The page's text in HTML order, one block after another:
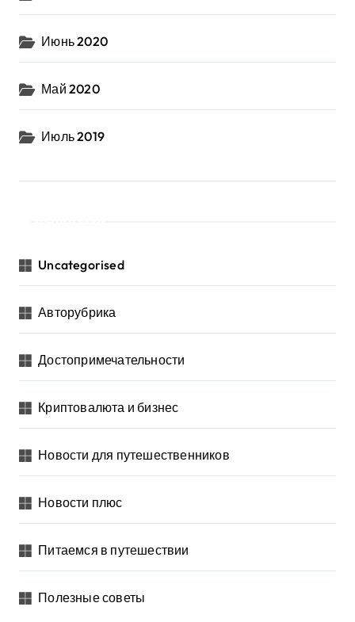
Июнь 2020
Май 2020
Июль 2019
Uncategorised
Авторубрика
Достопримечательности
Криптовалюта и бизнес
Новости для путешественников
Новости плюс
Питаемся в путешествии
Полезные советы